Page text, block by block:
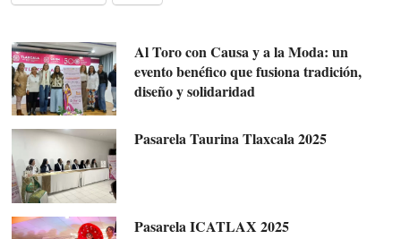
Al Toro con Causa y a la Moda: un
evento benéfico que fusiona tradición,
diseño y solidaridad
Pasarela Taurina Tlaxcala 2025
Pasarela ICATLAX 2025